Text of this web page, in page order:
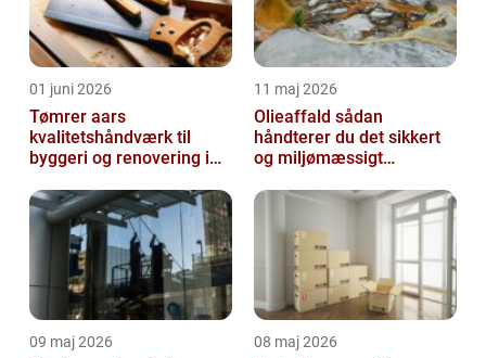
01 juni 2026
Tømrer aars
kvalitetshåndværk til
byggeri og renovering i
11 maj 2026
Olieaffald sådan
håndterer du det sikkert
og miljømæssigt
09 maj 2026 08 maj 2026